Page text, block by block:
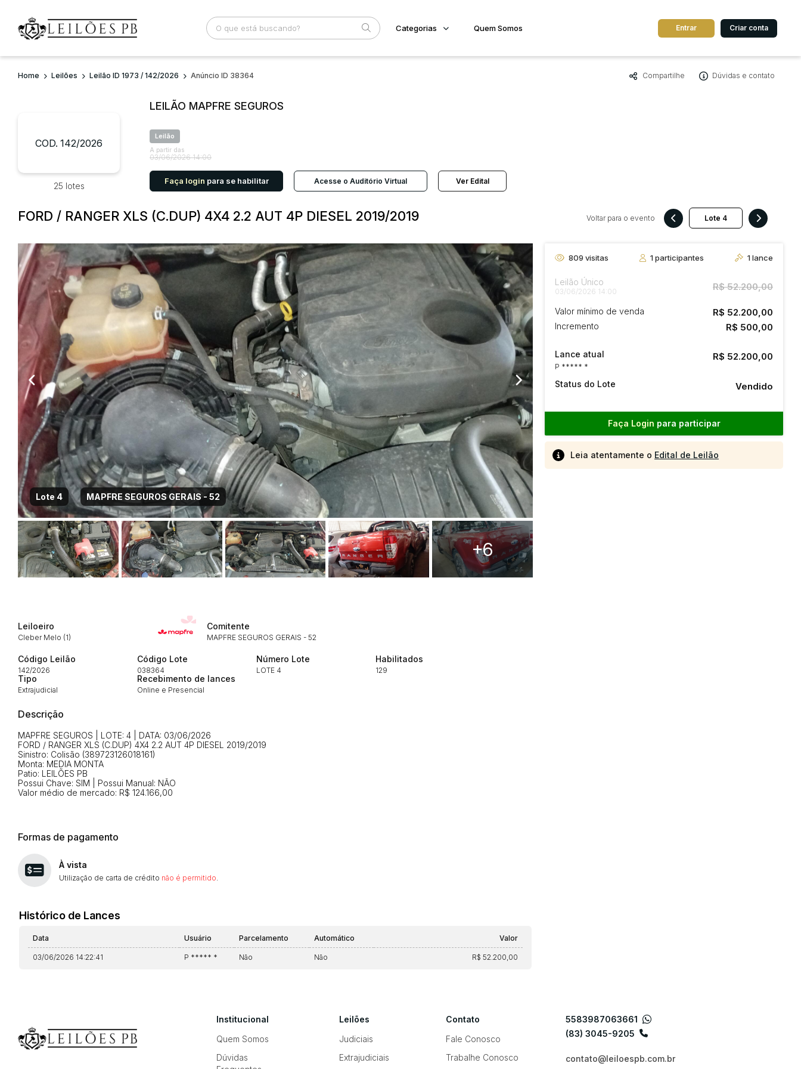
Busca por palavra-chave Categoria Cidade
Categorias Quem Somos Entrar Criar conta
Home Leilões Leilão ID 1973 / 142/2026 Anúncio ID 38364 Compartilhe Dúvidas e contato
COD. 142/2026
25 lotes
LEILÃO MAPFRE SEGUROS
Leilão
A partir das
03/06/2026 14:00
Faça login para se habilitar Acesse o Auditório Virtual Ver Edital
FORD / RANGER XLS (C.DUP) 4X4 2.2 AUT 4P DIESEL 2019/2019 Voltar para o evento
Lote 4 MAPFRE SEGUROS GERAIS - 52
+6
809 visitas 1participantes 1lance
Leilão Único
03/06/2026 14:00 R$ 52.200,00
Valor mínimo de venda R$ 52.200,00
Incremento R$ 500,00
Lance atual
P ***** *
R$ 52.200,00
Status do Lote Vendido
Faça Login para participar
Leia atentamente o Edital de Leilão
Leiloeiro
Cleber Melo (1)
Comitente
MAPFRE SEGUROS GERAIS - 52
Código Leilão
142/2026
Código Lote
038364
Número Lote
LOTE 4
Habilitados
129
Tipo
Extrajudicial
Recebimento de lances
Online e Presencial
Descrição
MAPFRE SEGUROS | LOTE: 4 | DATA: 03/06/2026
FORD / RANGER XLS (C.DUP) 4X4 2.2 AUT 4P DIESEL 2019/2019
Sinistro: Colisão (389723126018161)
Monta: MEDIA MONTA
Patio: LEILÕES PB
Possui Chave: SIM | Possui Manual: NÃO
Valor médio de mercado: R$ 124.166,00
Formas de pagamento
À vista
Utilização de carta de crédito não é permitido
Histórico de Lances
Data Usuário Parcelamento Automático Valor
03/06/2026 14:22:41 P ***** * Não Não R$ 52.200,00
Envie sua Proposta
14/04/2025 18:43:11
14/04/2025 18:43:11
Clique aqui para fazer login
Habilite-se para efetuar lances ou propostas
Institucional
Quem Somos
Dúvidas
Leilões
Judiciais
Extrajudiciais
Contato
Fale Conosco
Trabalhe Conosco
5583987063661
(83) 3045-9205
contato@leiloespb.com.br